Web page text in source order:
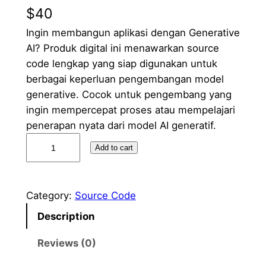
$40
Ingin membangun aplikasi dengan Generative
AI? Produk digital ini menawarkan source
code lengkap yang siap digunakan untuk
berbagai keperluan pengembangan model
generative. Cocok untuk pengembang yang
ingin mempercepat proses atau mempelajari
penerapan nyata dari model AI generatif.
r
Add to cart
Category: Source Code
Description
Reviews (0)